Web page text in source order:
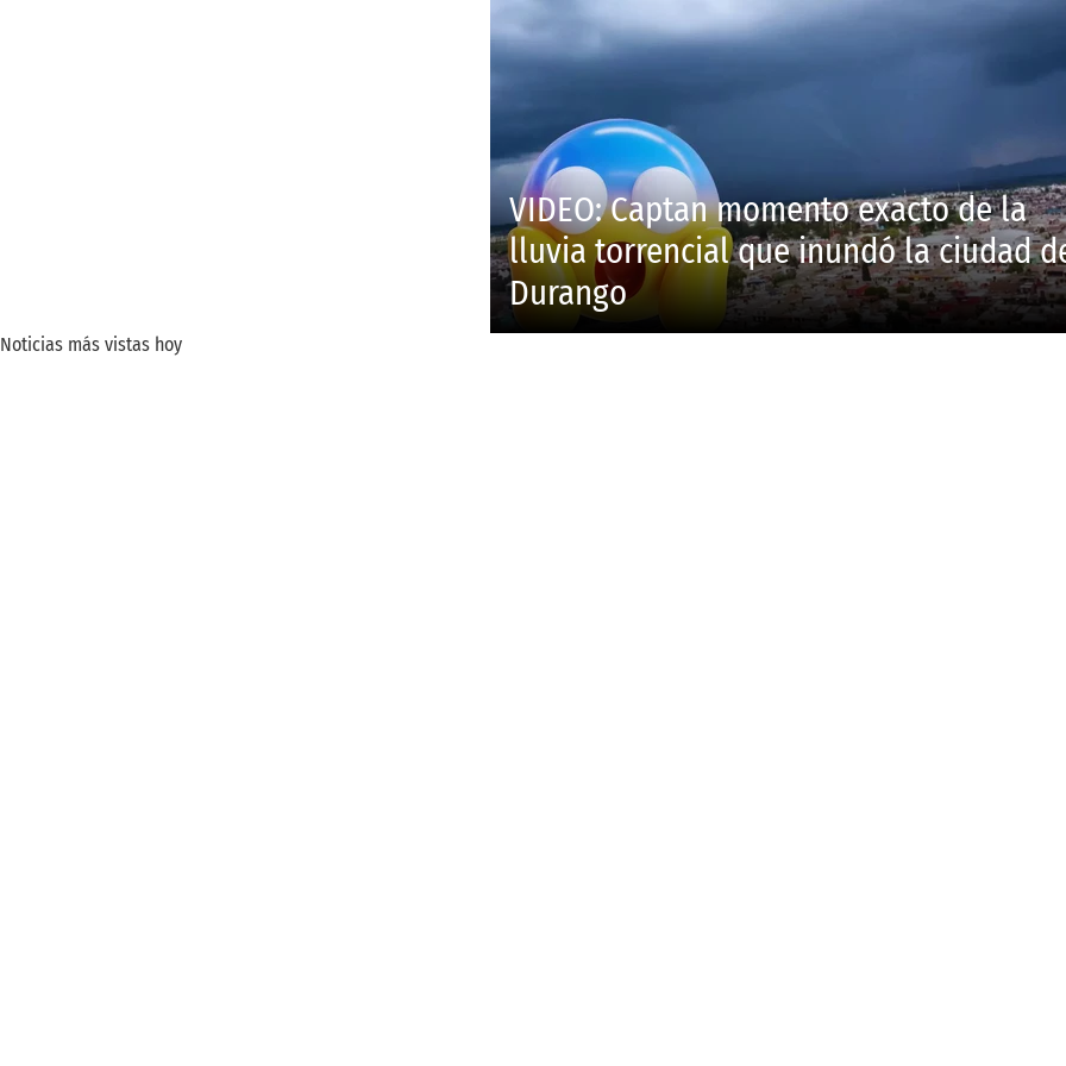
VIDEO: Captan momento exacto de la
lluvia torrencial que inundó la ciudad
Durango
Noticias más vistas hoy